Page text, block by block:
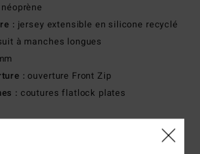
: jersey extensible en silicone recyclé
à manches longues
: ouverture Front Zip
: coutures flatlock plates